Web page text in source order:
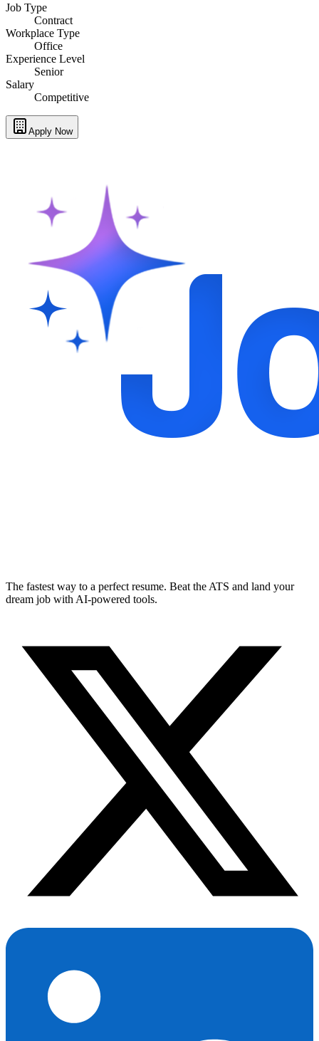
Job Type
Contract
Workplace Type
Office
Experience Level
Senior
Salary
Competitive
Apply Now
The fastest way to a perfect resume. Beat the ATS and land your
dream job with AI-powered tools.